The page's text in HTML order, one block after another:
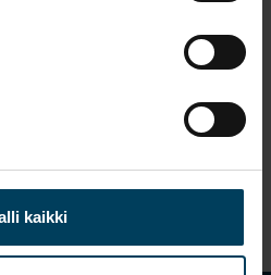
kaikki
fordi de opfatter den som
→